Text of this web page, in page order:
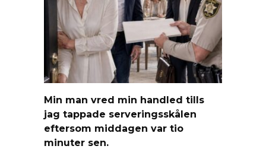
Min man vred min handled tills
jag tappade serveringsskålen
eftersom middagen var tio
minuter sen.